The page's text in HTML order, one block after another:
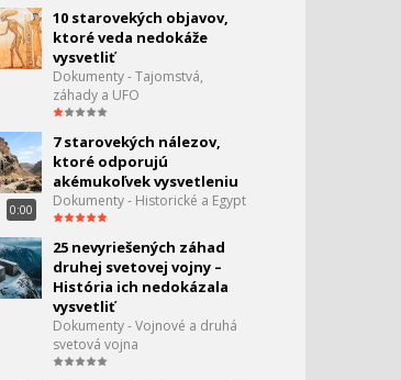
0:00
0:00
Dobrodružstvá vedy a
techniky - Zrýchlený svet
0:00
Dobrodružstvá vedy a
techniky - Vegáni
0:00
Dobrodružstvá vedy a
techniky -
Nanotechnológie
0:00
Dobrodružstvá vedy a
techniky - Elektromobilita
Titanic: Odhalené
10 starovekých objavov,
ktoré veda nedokáže
vysvetliť
Dokumenty - Tajomstvá,
záhady a UFO
0:00
7 starovekých nálezov,
ktoré odporujú
akémukoľvek vysvetleniu
Dokumenty - Historické a Egypt
25 nevyriešených záhad
druhej svetovej vojny –
História ich nedokázala
vysvetliť
Dokumenty - Vojnové a druhá
svetová vojna